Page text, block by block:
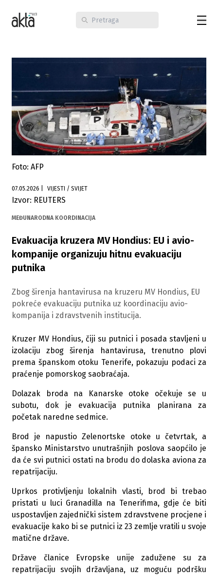
Foto: AFP
07.05.2026 VIJESTI / SVIJET
Izvor: REUTERS
MEĐUNARODNA KOORDINACIJA
Evakuacija kruzera MV Hondius: EU i avio-
kompanije organizuju hitnu evakuaciju
putnika
Zbog širenja hantavirusa na kruzeru MV Hondius, EU
pokreće evakuaciju putnika uz koordinaciju avio-
kompanija i zdravstvenih institucija.
Kruzer MV Hondius, čiji su putnici i posada stavljeni u
izolaciju zbog širenja hantavirusa, trenutno plovi
prema španskom otoku Tenerife, pokazuju podaci za
praćenje pomorskog saobraćaja.
Dolazak broda na Kanarske otoke očekuje se u
subotu, dok je evakuacija putnika planirana za
početak naredne sedmice.
Brod je napustio Zelenortske otoke u četvrtak, a
špansko Ministarstvo unutrašnjih poslova saopćilo je
da će svi putnici ostati na brodu do dolaska aviona za
repatrijaciju.
Uprkos protivljenju lokalnih vlasti, brod bi trebao
pristati u luci Granadilla na Tenerifima, gdje će biti
uspostavljen zajednički sistem zdravstvene procjene i
evakuacije kako bi se putnici iz 23 zemlje vratili u svoje
matične države.
Države članice Evropske unije zadužene su za
repatrijaciju svojih državljana, uz moguću podršku